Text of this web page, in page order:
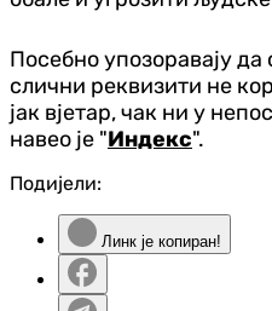
Посебно упозоравају
слични реквизити не
јак вјетар, чак ни у
навео је "Индекс".
Подијели:
Линк је копиран!